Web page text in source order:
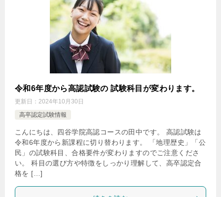
令和6年度から高認試験の 試験科目が変わります。
更新日： 2024年10月30日
高卒認定試験情報
こんにちは、四谷学院高認コースの田中です。 高認試験は
令和6年度から新課程に切り替わります。 「地理歴史」「公
民」の試験科目、合格要件が変わりますのでご注意くださ
い。 科目の選び方や特徴をしっかり理解して、高卒認定合
格を […]